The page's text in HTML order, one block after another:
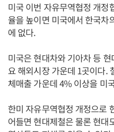
미국 이번 자유무역협정 개정
율을 높이면 미국에서 한국차
에 없다.
미국은 현대차와 기아차 등
요 해외시장 가운데 1곳이다.
체매출 가운데 4% 이상을 미
한미 자유무역협정 개정으로
어들면 현대제철은 물론 현대